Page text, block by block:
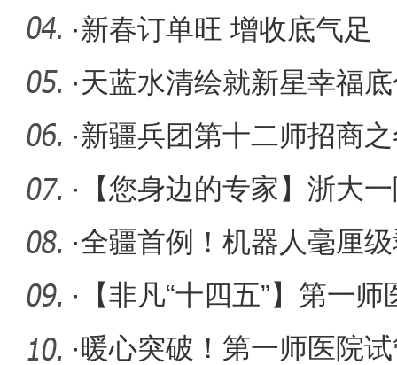
·新春订单旺 增收底气足
·天蓝水清绘就新星幸福
·新疆兵团第十二师招商
单 赋能高
·
【您身边的专家】浙大
医师：林
·全疆首例！机器人毫厘
·
【非凡“十四五”】第一
向
·暖心突破！第一师医院